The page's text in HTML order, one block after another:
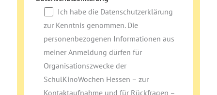
Ich habe die Datenschutzerklärung
zur Kenntnis genommen. Die
personenbezogenen Informationen aus
meiner Anmeldung dürfen für
Organisationszwecke der
SchulKinoWochen Hessen – zur
Kontaktaufnahme und für Rückfragen –